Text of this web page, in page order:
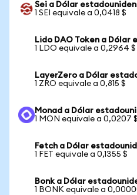
Sei a Dólar
1 SEI equivale a 0,0418 $
Lido DAO Token a Dólar
1 LDO equivale a 0,2964 $
LayerZero a Dólar
1 ZRO equivale a 0,815 $
Monad a Dólar
1 MON equivale a 0,0207 $
Fetch a Dólar
1 FET equivale a 0,1355 $
Bonk a Dólar
1 BONK equivale a